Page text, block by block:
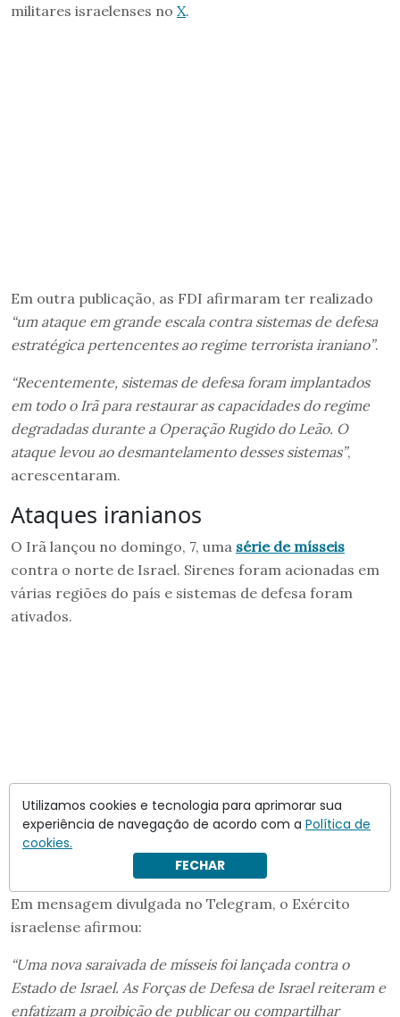
militares israelenses no X.
Em outra publicação, as FDI afirmaram ter realizado
“um ataque em grande escala contra sistemas de defesa
estratégica pertencentes ao regime terrorista iraniano”.
“Recentemente, sistemas de defesa foram implantados
em todo o Irã para restaurar as capacidades do regime
degradadas durante a Operação Rugido do Leão. O
ataque levou ao desmantelamento desses sistemas”,
acrescentaram.
Ataques iranianos
O Irã lançou no domingo, 7, uma série de mísseis
contra o norte de Israel. Sirenes foram acionadas em
várias regiões do país e sistemas de defesa foram
ativados.
Em mensagem divulgada no Telegram, o Exército
israelense afirmou:
“Uma nova saraivada de mísseis foi lançada contra o
Estado de Israel. As Forças de Defesa de Israel reiteram e
enfatizam a proibição de publicar ou compartilhar
Utilizamos cookies e tecnologia para aprimorar sua
experiência de navegação de acordo com a Política de
cookies.
FECHAR